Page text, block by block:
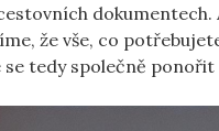
‍že vše, co
tedy společně⁣